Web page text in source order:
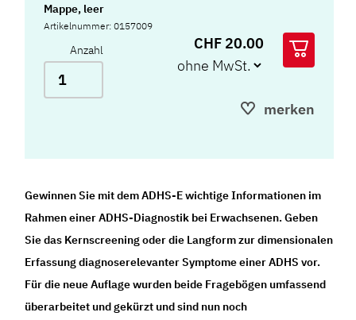
Mappe, leer
Artikelnummer: 0157009
Anzahl CHF 20.00
merken
Gewinnen Sie mit dem ADHS-E wichtige Informationen im
Rahmen einer ADHS-Diagnostik bei Erwachsenen. Geben
Sie das Kernscreening oder die Langform zur dimensionalen
Erfassung diagnoserelevanter Symptome einer ADHS vor.
Für die neue Auflage wurden beide Fragebögen umfassend
überarbeitet und gekürzt und sind nun noch